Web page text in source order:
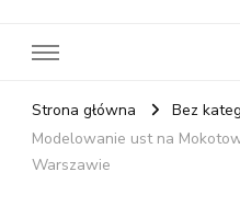
Strona główna
Bez
Modelowanie ust na
Warszawie